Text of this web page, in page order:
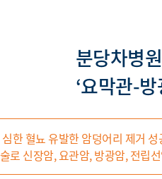
분당차병
‘요막관-
한 혈뇨 유발한 암덩어리 제거 성
로 신장암, 요관암, 방광암, 전립